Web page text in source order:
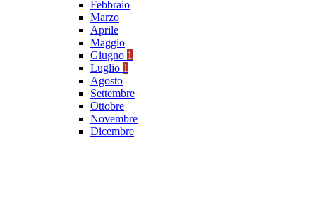
Febbraio
Marzo
Aprile
Maggio
Giugno 1
Luglio 1
Agosto
Settembre
Ottobre
Novembre
Dicembre